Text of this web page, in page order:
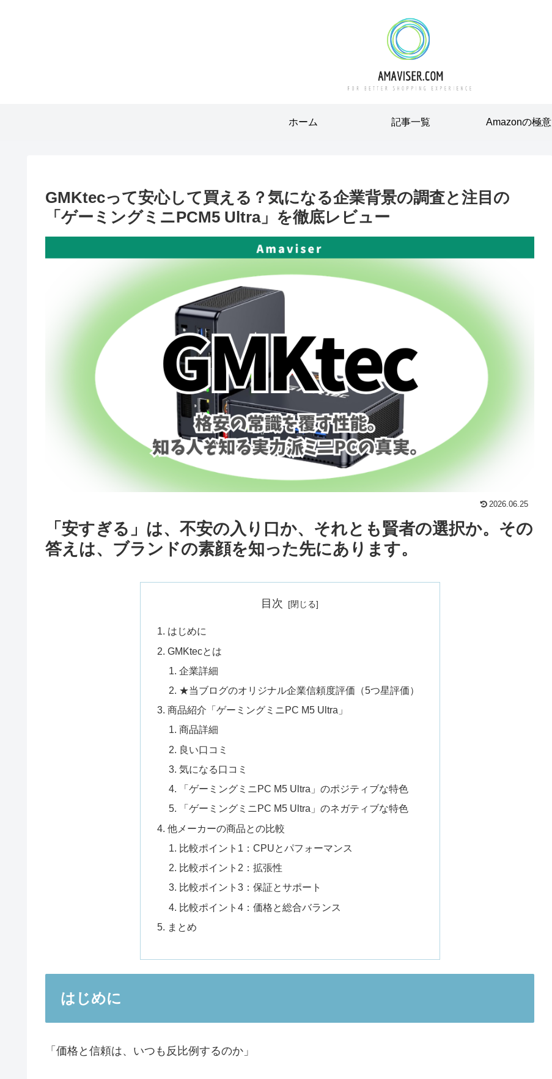
ホーム 記事一覧 Amazonの極意
GMKtecって安心して買える？気になる企業背景の調査と注目の
「ゲーミングミニPCM5 Ultra」を徹底レビュー
2026.06.25
「安すぎる」は、不安の入り口か、それとも賢者の選択か。その
答えは、ブランドの素顔を知った先にあります。
目次
はじめに
GMKtecとは
企業詳細
★当ブログのオリジナル企業信頼度評価（5つ星評価）
商品紹介「ゲーミングミニPC M5 Ultra」
商品詳細
良い口コミ
気になる口コミ
「ゲーミングミニPC M5 Ultra」のポジティブな特色
「ゲーミングミニPC M5 Ultra」のネガティブな特色
他メーカーの商品との比較
比較ポイント1：CPUとパフォーマンス
比較ポイント2：拡張性
比較ポイント3：保証とサポート
比較ポイント4：価格と総合バランス
まとめ
はじめに
「価格と信頼は、いつも反比例するのか」